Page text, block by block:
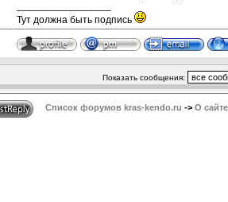
Тут должна быть подпись
Показать сообщения:
Список форумов kras-kendo.ru -> О сайте